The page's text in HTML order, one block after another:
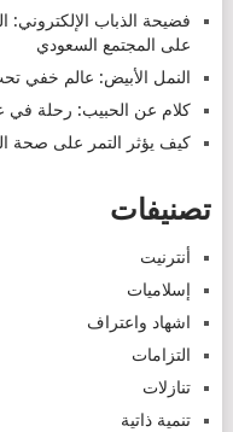
فضيحة الذباب الإلكتروني:
على المجتمع السعودي
النمل الأبيض: عالم خفي
كلام عن الحبيب: رحلة في
كيف يؤثر التمر على صحة
تصنيفات
أنترنيت
إسلاميات
اشهاد واعتراف
التزامات
تنازلات
تنمية ذاتية